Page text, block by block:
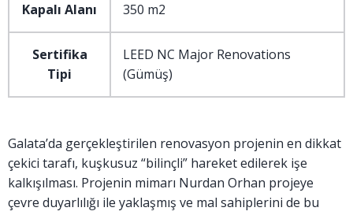
Kapalı Alanı 350 m2
Sertifika
Tipi
LEED NC Major Renovations
(Gümüş)
Galata’da gerçekleştirilen renovasyon projenin en dikkat
çekici tarafı, kuşkusuz “bilinçli” hareket edilerek işe
kalkışılması. Projenin mimarı Nurdan Orhan projeye
çevre duyarlılığı ile yaklaşmış ve mal sahiplerini de bu